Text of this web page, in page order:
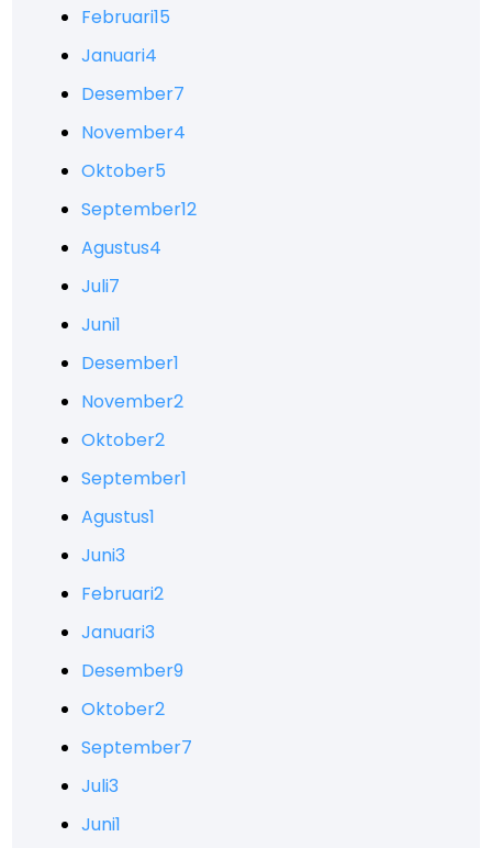
Februari15
Januari4
Desember7
November4
Oktober5
September12
Agustus4
Juli7
Juni1
Desember1
November2
Oktober2
September1
Agustus1
Juni3
Februari2
Januari3
Desember9
Oktober2
September7
Juli3
Juni1